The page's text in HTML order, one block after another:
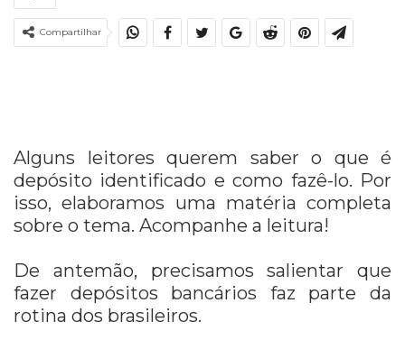
Compartilhar
Alguns leitores querem saber o que é
depósito identificado e como fazê-lo. Por
isso, elaboramos uma matéria completa
sobre o tema. Acompanhe a leitura!
De antemão, precisamos salientar que
fazer depósitos bancários faz parte da
rotina dos brasileiros.